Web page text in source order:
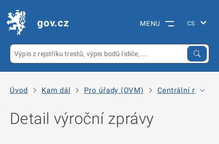
gov.cz MENU
Úvod Kam dál Pro úřady (OVM) Centrální registr
Detail výroční zprávy